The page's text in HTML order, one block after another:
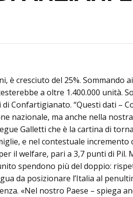
cresciuto del 25%. Sommando
a oltre 1.400.000 unità.
Confartigianato. “Questi dati –
nazionale, ma anche nella
Galletti che è la cartina di
e nel contestuale incremento
il welfare, pari a 3,7 punti di Pil.
spendono più del doppio:
da posizionare l’Italia al
«Nel nostro Paese – spiega